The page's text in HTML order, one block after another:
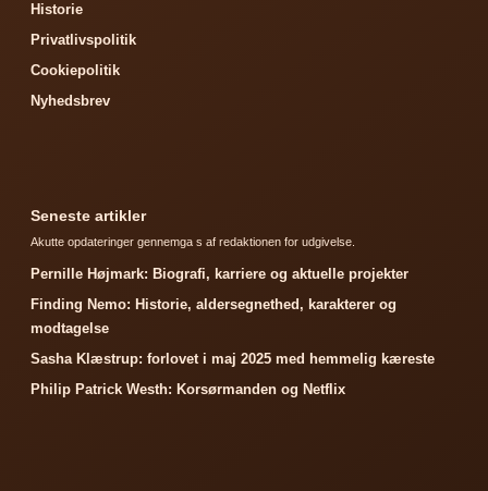
Historie
Privatlivspolitik
Cookiepolitik
Nyhedsbrev
Seneste artikler
Akutte opdateringer gennemga s af redaktionen for udgivelse.
Pernille Højmark: Biografi, karriere og aktuelle projekter
Finding Nemo: Historie, aldersegnethed, karakterer og
modtagelse
Sasha Klæstrup: forlovet i maj 2025 med hemmelig kæreste
Philip Patrick Westh: Korsørmanden og Netflix